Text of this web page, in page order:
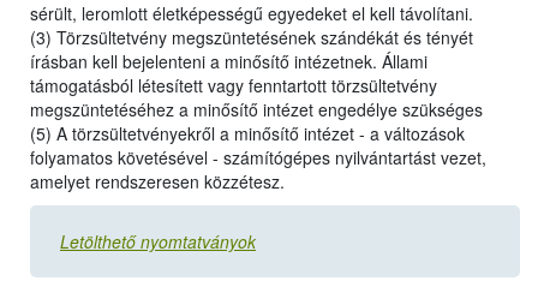
sérült, leromlott életképességű egyedeket el kell távolítani.
(3) Törzsültetvény megszüntetésének szándékát és tényét
írásban kell bejelenteni a minősítő intézetnek. Állami
támogatásból létesített vagy fenntartott törzsültetvény
megszüntetéséhez a minősítő intézet engedélye szükséges
(5) A törzsültetvényekről a minősítő intézet - a változások
folyamatos követésével - számítógépes nyilvántartást vezet,
amelyet rendszeresen közzétesz.
Letölthető nyomtatványok